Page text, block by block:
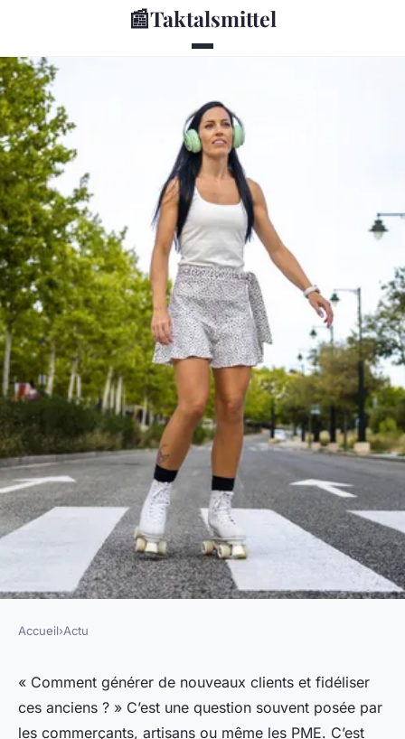
📰Taktalsmittel
Pourquoi faire appel à une
agence de communication
Accueil›Actu
« Comment générer de nouveaux clients et fidéliser
ces anciens ? » C’est une question souvent posée par
les commerçants, artisans ou même les PME. C’est